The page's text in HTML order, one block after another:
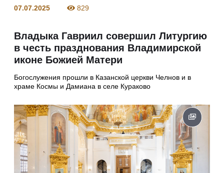
07.07.2025 829
Владыка Гавриил совершил Литургию
в честь празднования Владимирской
иконе Божией Матери
Богослужения прошли в Казанской церкви Челнов и в
храме Космы и Дамиана в селе Кураково